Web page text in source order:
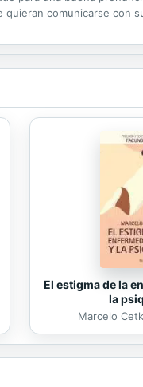
quieran comunicarse con
El estigma de la
la
Marcelo